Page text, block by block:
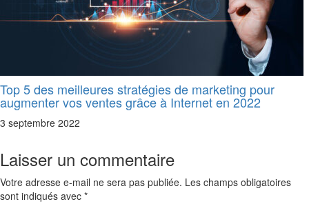
Top 5 des meilleures stratégies de marketing pour
augmenter vos ventes grâce à Internet en 2022
3 septembre 2022
Laisser un commentaire
Votre adresse e-mail ne sera pas publiée. Les champs obligatoires
sont indiqués avec *